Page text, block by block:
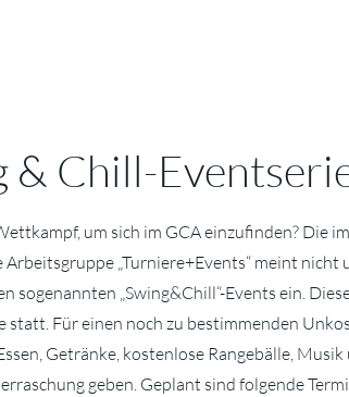
& Chill-
um sich im GCA einzufinden? Die
„Turniere+Events“ meint nicht
sogenannten „Swing&Chill“-Events ein.
statt. Für einen noch zu bestimmenden
Getränke, kostenlose Rangebälle,
geben. Geplant sind folgende